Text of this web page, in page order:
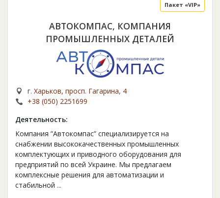
АВТОКОМПАС, КОМПАНИЯ
ПРОМЫШЛЕННЫХ ДЕТАЛЕЙ
Пакет «VIP»
г. Харьков, просп. Гагарина, 4
+38 (050) 2251699
Деятельность:
Компания ”Автокомпас” специализируется на
снабжении высококачественных промышленных
комплектующих и приводного оборудования для
предприятий по всей Украине. Мы предлагаем
комплексные решения для автоматизации и
стабильной ...